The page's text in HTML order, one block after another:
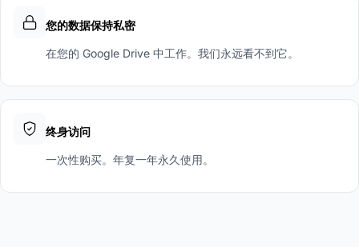
您的数据保持私密
在您的 Google Drive 中工作。我们永远看不到它。
终身访问
一次性购买。年复一年永久使用。